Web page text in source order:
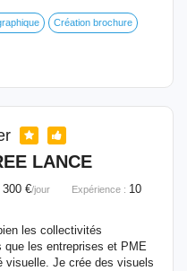
Création brochure
LANCE
€/jour Expérience : 10
les collectivités
que les entreprises et PME
visuelle. Je crée des visuels